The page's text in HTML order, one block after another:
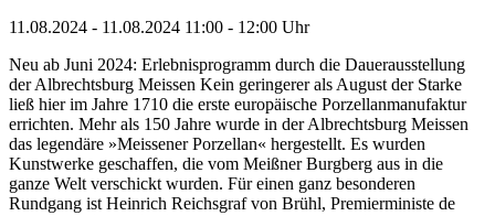
11.08.2024 - 11.08.2024 11:00 - 12:00 Uhr
Neu ab Juni 2024: Erlebnisprogramm durch die Dauerausstellung
der Albrechtsburg Meissen Kein geringerer als August der Starke
ließ hier im Jahre 1710 die erste europäische Porzellanmanufaktur
errichten. Mehr als 150 Jahre wurde in der Albrechtsburg Meissen
das legendäre »Meissener Porzellan« hergestellt. Es wurden
Kunstwerke geschaffen, die vom Meißner Burgberg aus in die
ganze Welt verschickt wurden. Für einen ganz besonderen
Rundgang ist Heinrich Reichsgraf von Brühl, Premierministe de